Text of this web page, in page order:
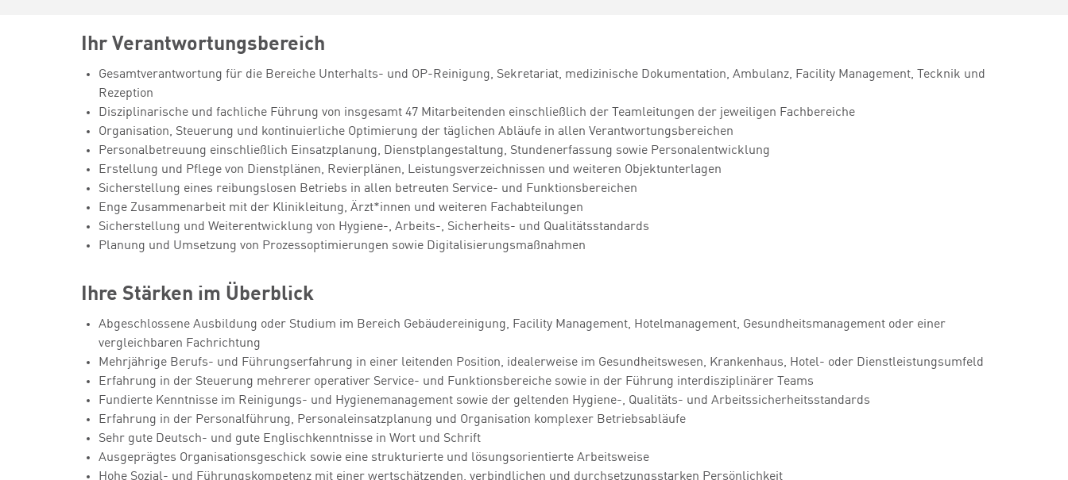
Ihr Verantwortungsbereich
Gesamtverantwortung für die Bereiche Unterhalts- und OP-Reinigung, Sekretariat, medizinische Dokumentation, Ambulanz, Facility Management, Tecknik und
Rezeption
Disziplinarische und fachliche Führung von insgesamt 47 Mitarbeitenden einschließlich der Teamleitungen der jeweiligen Fachbereiche
Organisation, Steuerung und kontinuierliche Optimierung der täglichen Abläufe in allen Verantwortungsbereichen
Personalbetreuung einschließlich Einsatzplanung, Dienstplangestaltung, Stundenerfassung sowie Personalentwicklung
Erstellung und Pflege von Dienstplänen, Revierplänen, Leistungsverzeichnissen und weiteren Objektunterlagen
Sicherstellung eines reibungslosen Betriebs in allen betreuten Service- und Funktionsbereichen
Enge Zusammenarbeit mit der Klinikleitung, Ärzt*innen und weiteren Fachabteilungen
Sicherstellung und Weiterentwicklung von Hygiene-, Arbeits-, Sicherheits- und Qualitätsstandards
Planung und Umsetzung von Prozessoptimierungen sowie Digitalisierungsmaßnahmen
Ihre Stärken im Überblick
Abgeschlossene Ausbildung oder Studium im Bereich Gebäudereinigung, Facility Management, Hotelmanagement, Gesundheitsmanagement oder einer
vergleichbaren Fachrichtung
Mehrjährige Berufs- und Führungserfahrung in einer leitenden Position, idealerweise im Gesundheitswesen, Krankenhaus, Hotel- oder Dienstleistungsumfeld
Erfahrung in der Steuerung mehrerer operativer Service- und Funktionsbereiche sowie in der Führung interdisziplinärer Teams
Fundierte Kenntnisse im Reinigungs- und Hygienemanagement sowie der geltenden Hygiene-, Qualitäts- und Arbeitssicherheitsstandards
Erfahrung in der Personalführung, Personaleinsatzplanung und Organisation komplexer Betriebsabläufe
Sehr gute Deutsch- und gute Englischkenntnisse in Wort und Schrift
Ausgeprägtes Organisationsgeschick sowie eine strukturierte und lösungsorientierte Arbeitsweise
Hohe Sozial- und Führungskompetenz mit einer wertschätzenden, verbindlichen und durchsetzungsstarken Persönlichkeit